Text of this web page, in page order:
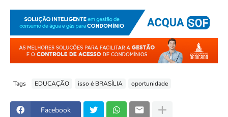
Tags EDUCAÇÃO isso é BRASÍLIA oportunidade
Facebook